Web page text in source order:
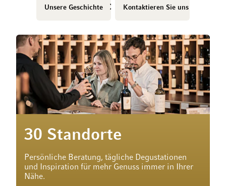
Unsere Geschichte Kontaktieren Sie uns
30 Standorte
Persönliche Beratung, tägliche Degustationen
und Inspiration für mehr Genuss immer in Ihrer
Nähe.